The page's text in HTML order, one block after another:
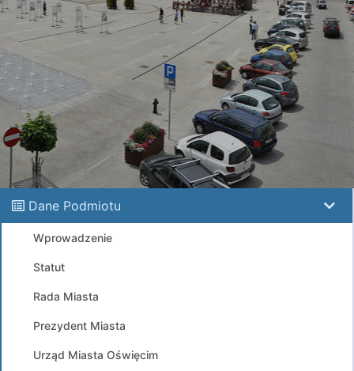
Dane Podmiotu
Wprowadzenie
Statut
Rada Miasta
Prezydent Miasta
Urząd Miasta Oświęcim